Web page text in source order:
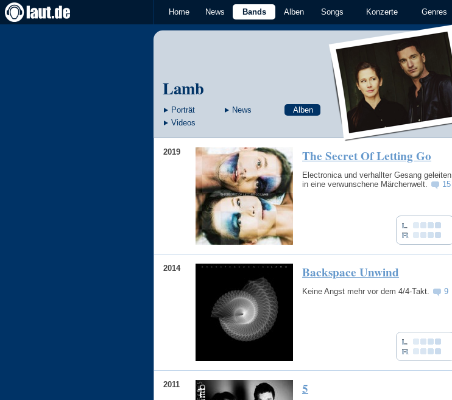
Home News Bands Alben Songs Konzerte Genres
Lamb
Porträt News
Alben
Videos
2019 The Secret Of Letting Go
Electronica und verhallter Gesang geleiten
in eine verwunschene Märchenwelt.
15
2014 Backspace Unwind
Keine Angst mehr vor dem 4/4-Takt. 9
2011 5